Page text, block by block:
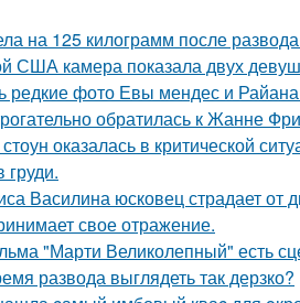
на 125 килограмм после
США камера показала двух
редкие фото Евы мендес и
обратилась к Жанне
оказалась в критической
груди.
Василина юсковец страдает
свое отражение.
"Марти Великолепный" есть
развода выглядеть так дерзко?